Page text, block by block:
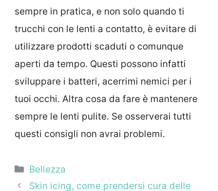
sempre in pratica, e non solo quando ti
trucchi con le lenti a contatto, è evitare di
utilizzare prodotti scaduti o comunque
aperti da tempo. Questi possono infatti
sviluppare i batteri, acerrimi nemici per i
tuoi occhi. Altra cosa da fare è mantenere
sempre le lenti pulite. Se osserverai tutti
questi consigli non avrai problemi.
Categorie
Bellezza
Skin icing, come prendersi cura delle